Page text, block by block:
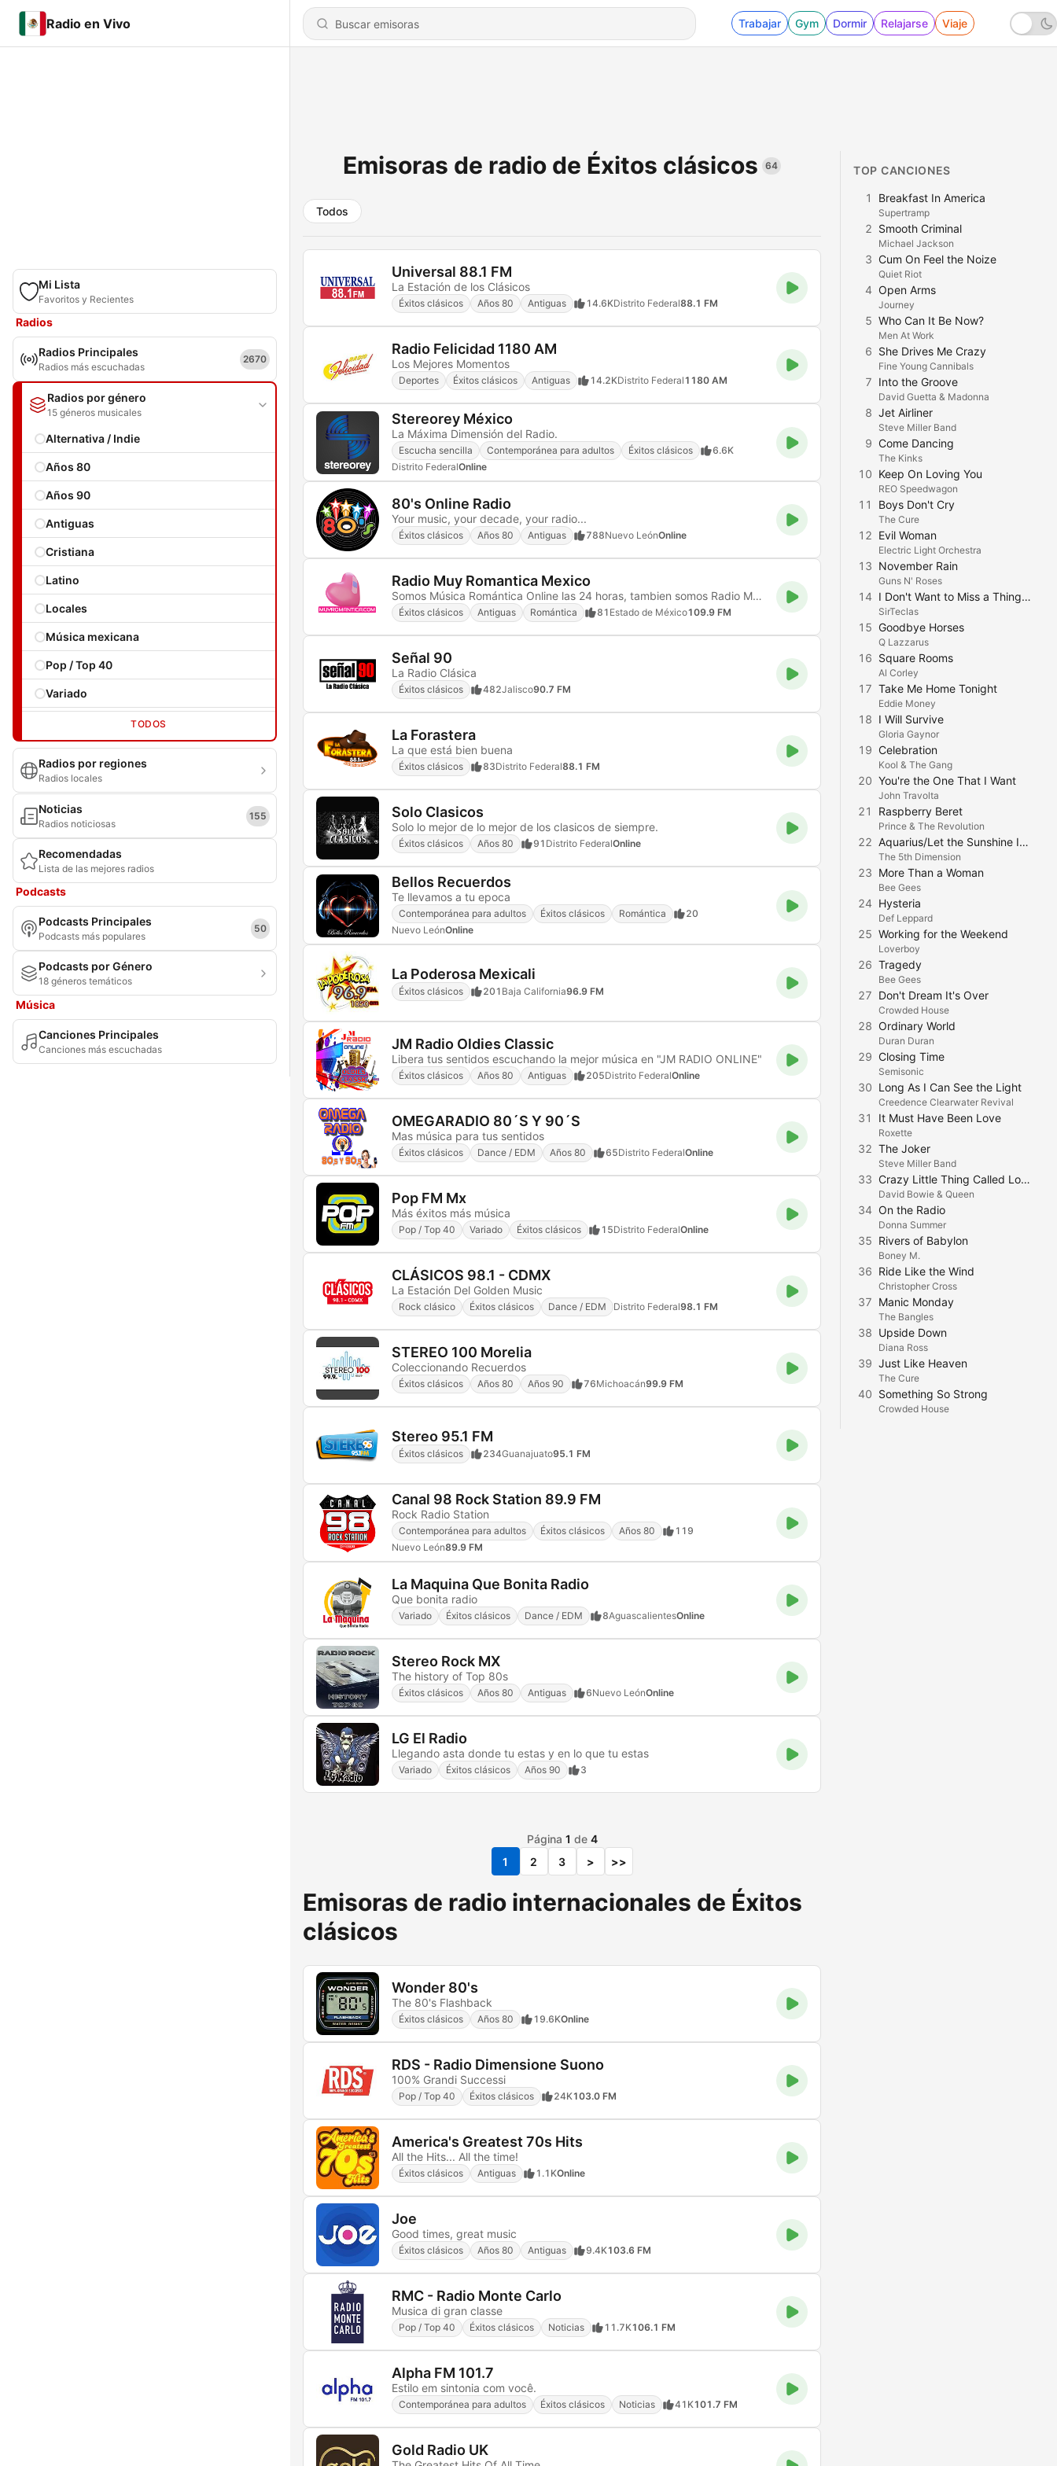
Radio en Vivo Trabajar Gym Dormir Relajarse Viaje
Mi Lista
Favoritos y Recientes
Radios
Radios Principales
Radios más escuchadas
2670
Radios por género
15 géneros musicales
Alternativa / Indie
Años 80
Años 90
Antiguas
Cristiana
Latino
Locales
Música mexicana
Pop / Top 40
Variado
TODOS
Radios por regiones
Radios locales
Noticias
Radios noticiosas
155
Recomendadas
Lista de las mejores radios
Podcasts
Podcasts Principales
Podcasts más populares
50
Podcasts por Género
18 géneros temáticos
Música
Canciones Principales
Canciones más escuchadas
Emisoras de radio de Éxitos clásicos 64
Todos
Universal 88.1 FM
La Estación de los Clásicos
Éxitos clásicos Años 80 Antiguas 14.6KDistrito Federal88.1 FM
Radio Felicidad 1180 AM
Los Mejores Momentos
Deportes Éxitos clásicos Antiguas 14.2KDistrito Federal1180 AM
Stereorey México
La Máxima Dimensión del Radio.
Escucha sencilla Contemporánea para adultos Éxitos clásicos
6.6K
Distrito FederalOnline
80's Online Radio
Your music, your decade, your radio...
Éxitos clásicos Años 80 Antiguas 788Nuevo LeónOnline
Radio Muy Romantica Mexico
Somos Música Romántica Online las 24 horas, tambien somos Radio Muy Romántica
Éxitos clásicos Antiguas Romántica 81 Estado de México109.9 FM
Señal 90
La Radio Clásica
Éxitos clásicos 482Jalisco90.7 FM
La Forastera
La que está bien buena
Éxitos clásicos 83Distrito Federal88.1 FM
Solo Clasicos
Solo lo mejor de lo mejor de los clasicos de siempre.
Éxitos clásicos Años 80 91 Distrito FederalOnline
Bellos Recuerdos
Te llevamos a tu epoca
Contemporánea para adultos Éxitos clásicos Romántica
20
Nuevo LeónOnline
La Poderosa Mexicali
Éxitos clásicos 201 Baja California96.9 FM
JM Radio Oldies Classic
Libera tus sentidos escuchando la mejor música en "JM RADIO ONLINE"
Éxitos clásicos Años 80 Antiguas 205Distrito FederalOnline
OMEGARADIO 80´S Y 90´S
Mas música para tus sentidos
Éxitos clásicos Dance / EDM Años 80 65Distrito FederalOnline
Pop FM Mx
Más éxitos más música
Pop / Top 40 Variado Éxitos clásicos 15Distrito FederalOnline
CLÁSICOS 98.1 - CDMX
La Estación Del Golden Music
Rock clásico Éxitos clásicos Dance / EDM Distrito Federal98.1 FM
STEREO 100 Morelia
Coleccionando Recuerdos
Éxitos clásicos Años 80 Años 90 76Michoacán99.9 FM
Stereo 95.1 FM
Éxitos clásicos 234Guanajuato95.1 FM
Canal 98 Rock Station 89.9 FM
Rock Radio Station
Contemporánea para adultos Éxitos clásicos Años 80
119
Nuevo León89.9 FM
La Maquina Que Bonita Radio
Que bonita radio
Variado Éxitos clásicos Dance / EDM 8AguascalientesOnline
Stereo Rock MX
The history of Top 80s
Éxitos clásicos Años 80 Antiguas 6Nuevo LeónOnline
LG El Radio
Llegando asta donde tu estas y en lo que tu estas
Variado Éxitos clásicos Años 90 3
Página 1 de 4
1
2 3 > >>
Emisoras de radio internacionales de Éxitos
clásicos
Wonder 80's
The 80's Flashback
Éxitos clásicos Años 80 19.6KOnline
RDS - Radio Dimensione Suono
100% Grandi Successi
Pop / Top 40 Éxitos clásicos 24K103.0 FM
America's Greatest 70s Hits
All the Hits... All the time!
Éxitos clásicos Antiguas 1.1KOnline
Joe
Good times, great music
Éxitos clásicos Años 80 Antiguas 9.4K103.6 FM
RMC - Radio Monte Carlo
Musica di gran classe
Pop / Top 40 Éxitos clásicos Noticias 11.7K106.1 FM
Alpha FM 101.7
Estilo em sintonia com você.
Contemporánea para adultos Éxitos clásicos Noticias 41K101.7 FM
Gold Radio UK
TOP CANCIONES
1 Breakfast In America
Supertramp
2 Smooth Criminal
Michael Jackson
3 Cum On Feel the Noize
Quiet Riot
4 Open Arms
Journey
5 Who Can It Be Now?
Men At Work
6 She Drives Me Crazy
Fine Young Cannibals
7 Into the Groove
David Guetta & Madonna
8 Jet Airliner
Steve Miller Band
9 Come Dancing
The Kinks
10 Keep On Loving You
REO Speedwagon
11 Boys Don't Cry
The Cure
12 Evil Woman
Electric Light Orchestra
13 November Rain
Guns N' Roses
14 I Don't Want to Miss a Thing (From "Aerosmith")
SirTeclas
15 Goodbye Horses
Q Lazzarus
16 Square Rooms
Al Corley
17 Take Me Home Tonight
Eddie Money
18 I Will Survive
Gloria Gaynor
19 Celebration
Kool & The Gang
20 You're the One That I Want
John Travolta
21 Raspberry Beret
Prince & The Revolution
22 Aquarius/Let the Sunshine In (The Flesh Failures) [From the American Tribal Love Rock Musical "Hair"] [Remastered 2000]
The 5th Dimension
23 More Than a Woman
Bee Gees
24 Hysteria
Def Leppard
25 Working for the Weekend
Loverboy
26 Tragedy
Bee Gees
27 Don't Dream It's Over
Crowded House
28 Ordinary World
Duran Duran
29 Closing Time
Semisonic
30 Long As I Can See the Light
Creedence Clearwater Revival
31 It Must Have Been Love
Roxette
32 The Joker
Steve Miller Band
33 Crazy Little Thing Called Love
David Bowie & Queen
34 On the Radio
Donna Summer
35 Rivers of Babylon
Boney M.
36 Ride Like the Wind
Christopher Cross
37 Manic Monday
The Bangles
38 Upside Down
Diana Ross
39 Just Like Heaven
The Cure
40 Something So Strong
Crowded House